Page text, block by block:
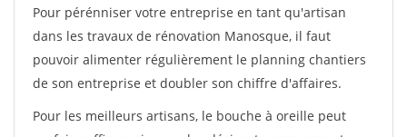
Pour pérénniser votre entreprise en tant qu'artisan
dans les travaux de rénovation Manosque, il faut
pouvoir alimenter régulièrement le planning chantiers
de son entreprise et doubler son chiffre d'affaires.
Pour les meilleurs artisans, le bouche à oreille peut